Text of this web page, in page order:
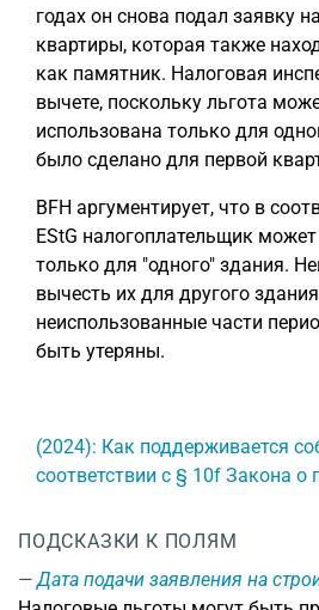
годах он снова подал заявку
квартиры, которая также
как памятник. Налоговая
вычете, поскольку льгота
использована только для
было сделано для первой
BFH аргументирует, что в
EStG налогоплательщик
только для "одного" здания.
вычесть их для другого
неиспользованные части
быть утеряны.
(2024): Как поддерживается
соответствии с § 10f Закона о
ПОДСКАЗКИ К ПОЛЯМ
Дата подачи заявления на